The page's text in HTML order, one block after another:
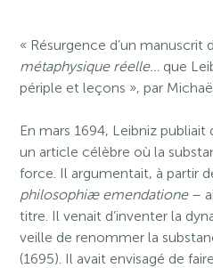
« Résurgence d’un manuscrit
métaphysique réelle… que
périple et leçons », par
En mars 1694, Leibniz publiait
un article célèbre où la
force. Il argumentait, à partir
philosophiæ emendatione–
titre. Il venait d’inventer la
veille de renommer la
(1695). Il avait envisagé de